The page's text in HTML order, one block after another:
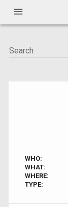
menu
WHO:
WHAT:
WHERE:
TYPE: